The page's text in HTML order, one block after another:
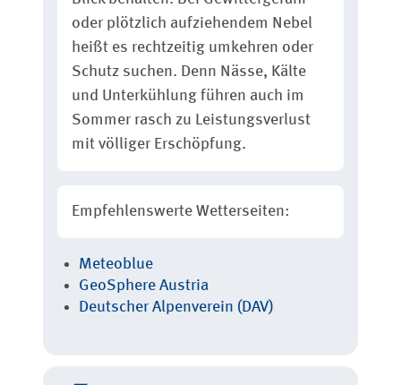
oder plötzlich aufziehendem Nebel
heißt es rechtzeitig umkehren oder
Schutz suchen. Denn Nässe, Kälte
und Unterkühlung führen auch im
Sommer rasch zu Leistungsverlust
mit völliger Erschöpfung.
Empfehlenswerte Wetterseiten:
Meteoblue
GeoSphere Austria
Deutscher Alpenverein (DAV)